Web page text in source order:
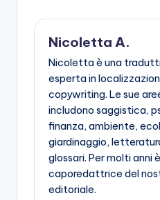
Nicoletta A.
Nicoletta è una
esperta in
copywriting. Le sue
includono saggistica,
finanza, ambiente,
giardinaggio,
glossari. Per molti anni
caporedattrice del
editoriale.